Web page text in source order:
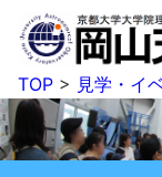
TOP > 見学・イ